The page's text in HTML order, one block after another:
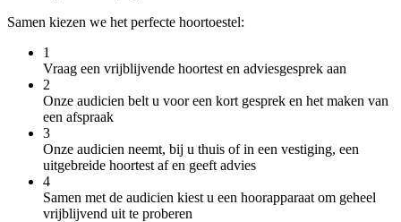
Samen kiezen we het perfecte hoortoestel:
1
Vraag een vrijblijvende hoortest en adviesgesprek aan
2
Onze audicien belt u voor een kort gesprek en het maken van
een afspraak
3
Onze audicien neemt, bij u thuis of in een vestiging, een
uitgebreide hoortest af en geeft advies
4
Samen met de audicien kiest u een hoorapparaat om geheel
vrijblijvend uit te proberen